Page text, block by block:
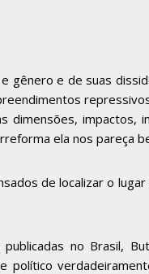
gênero e de suas
dimensões, impactos,
ela nos pareça
de localizar o
no Brasil,
político